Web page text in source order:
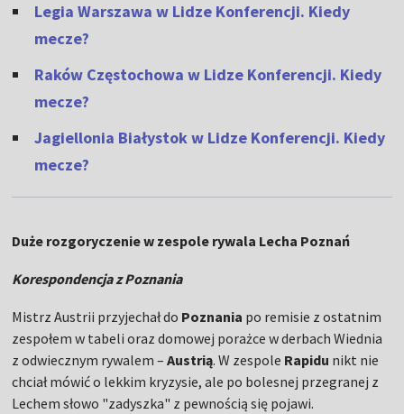
Legia Warszawa w Lidze Konferencji. Kiedy
mecze?
Raków Częstochowa w Lidze Konferencji. Kiedy
mecze?
Jagiellonia Białystok w Lidze Konferencji. Kiedy
mecze?
Duże rozgoryczenie w zespole rywala Lecha Poznań
Korespondencja z Poznania
Mistrz Austrii przyjechał do Poznania po remisie z ostatnim
zespołem w tabeli oraz domowej porażce w derbach Wiednia
z odwiecznym rywalem –Austrią. W zespole Rapidu nikt nie
chciał mówić o lekkim kryzysie, ale po bolesnej przegranej z
Lechem słowo "zadyszka" z pewnością się pojawi.